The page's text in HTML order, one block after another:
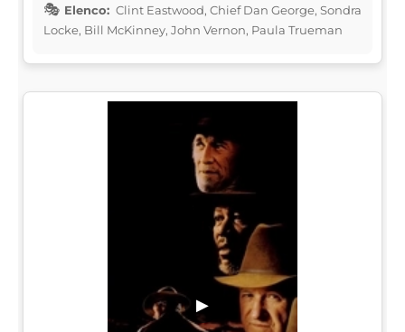
Elenco: Clint Eastwood, Chief Dan George, Sondra
Locke, Bill McKinney, John Vernon, Paula Trueman
▶